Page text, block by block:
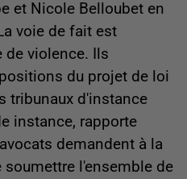
et Nicole Belloubet en
voie de fait est
de violence. Ils
du projet de loi
tribunaux d'instance
instance, rapporte
demandent à la
l'ensemble de